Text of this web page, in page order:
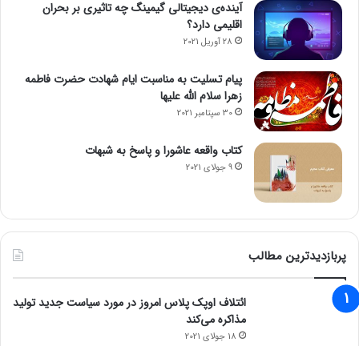
آینده‌ی دیجیتالی گیمینگ چه تاثیری بر بحران
اقلیمی دارد؟
28 آوریل 2021
پیام تسلیت به مناسبت ایام شهادت حضرت فاطمه
زهرا سلام الله علیها
30 سپتامبر 2021
کتاب واقعه عاشورا و پاسخ به شبهات
9 جولای 2021
پربازدیدترین مطالب
ائتلاف اوپک پلاس امروز در مورد سیاست جدید تولید
مذاکره می‌کند
18 جولای 2021